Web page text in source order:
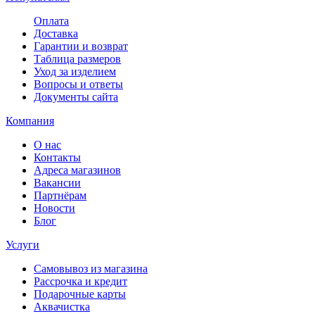
Оплата
Доставка
Гарантии и возврат
Таблица размеров
Уход за изделием
Вопросы и ответы
Документы сайта
Компания
О нас
Контакты
Адреса магазинов
Вакансии
Партнёрам
Новости
Блог
Услуги
Самовывоз из магазина
Рассрочка и кредит
Подарочные карты
Аквачистка